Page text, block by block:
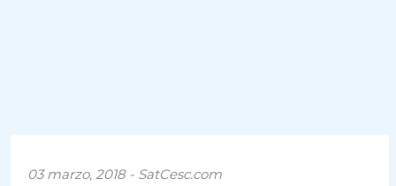
03 marzo, 2018 - SatCesc.com